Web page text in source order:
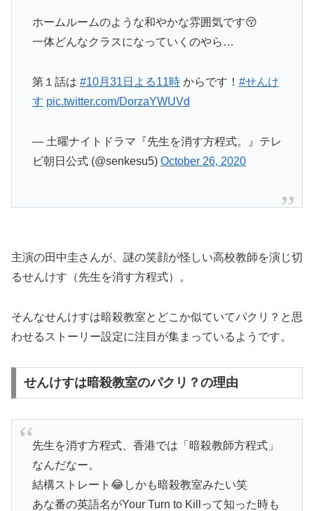
ホームルームのような和やかな雰囲気です😚
一体どんなクラスになっていくのやら…
第１話は #10月31日よる11時からです！ #せんけ
す pic.twitter.com/DorzaYWUVd
— 土曜ナイトドラマ『先生を消す方程式。』テレ
ビ朝日公式 (@senkesu5) October 26, 2020
主演の田中圭さんが、謎の笑顔が怪しい高校教師を演じ切
るせんけす（先生を消す方程式）。
そんなせんけすは暗殺教室とどこか似ていてパクリ？と思
わせるストーリー設定に注目が集まっているようです。
せんけすは暗殺教室のパクリ？の理由
先生を消す方程式、香港では「暗殺教師方程式」
なんだなー。
結構ストレート😂しかも暗殺教室みたい笑
あな番の英語名がYour Turn to Killって知った時も